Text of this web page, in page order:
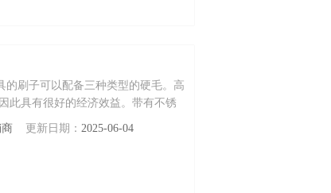
的刷子可以配备三种类型的硬毛。高
此具有很好的经济效益。带有不锈
商 更新日期：2025-06-04